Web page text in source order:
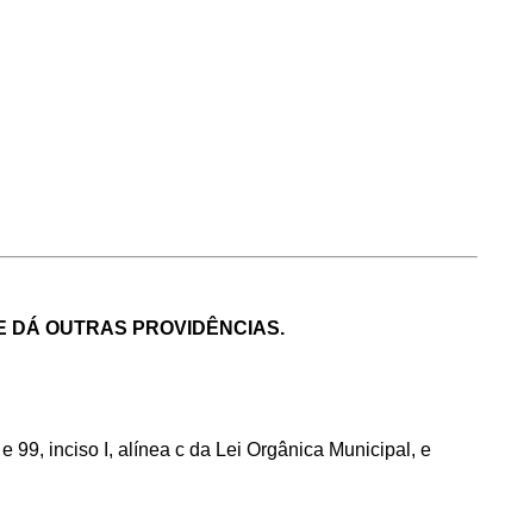
DÁ OUTRAS PROVIDÊNCIAS.
99, inciso I, alínea c da Lei Orgânica Municipal, e